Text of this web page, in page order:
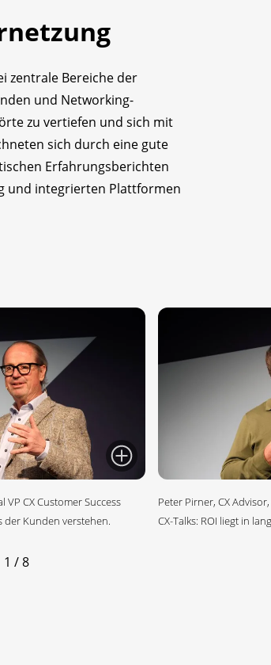
zentrale Bereiche der
und Networking-
zu vertiefen und sich mit
sich durch eine gute
Erfahrungsberichten
und integrierten Plattformen
VP CX Customer Success
der Kunden verstehen.
Peter Pirner, CX
CX-Talks: ROI liegt in
1 / 8